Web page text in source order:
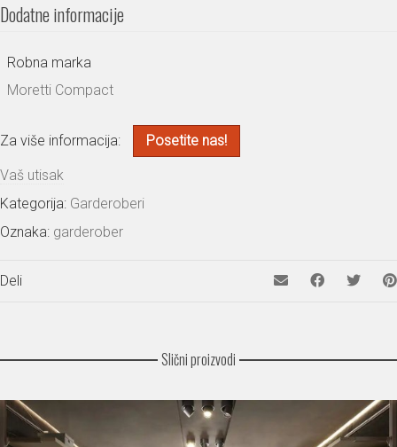
Dodatne informacije
Robna marka
Moretti Compact
Za više informacija: Posetite nas!
Vaš utisak
Kategorija: Garderoberi
Oznaka: garderober
Deli
Slični proizvodi